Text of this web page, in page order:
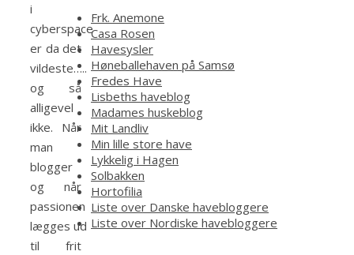
i
cyberspace
er da det
vildeste…..
og så
alligevel
ikke. Når
man
blogger
og når
passionen
lægges ud
til frit
Frk. Anemone
Casa Rosen
Havesysler
Høneballehaven på Samsø
Fredes Have
Lisbeths haveblog
Madames huskeblog
Mit Landliv
Min lille store have
Lykkelig i Hagen
Solbakken
Hortofilia
Liste over Danske havebloggere
Liste over Nordiske havebloggere